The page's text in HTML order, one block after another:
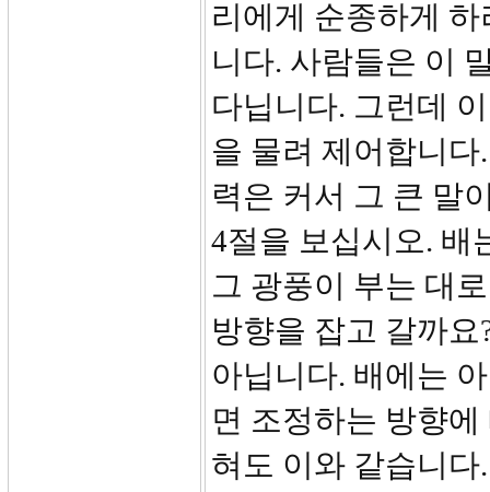
리에게 순종하게
니다. 사람들은 이
다닙니다. 그런데
을 물려 제어합니
력은 커서 그 큰 말
4절을 보십시오. 배
그 광풍이 부는 대
방향을 잡고 갈까
아닙니다. 배에는
면 조정하는 방향
혀도 이와 같습니